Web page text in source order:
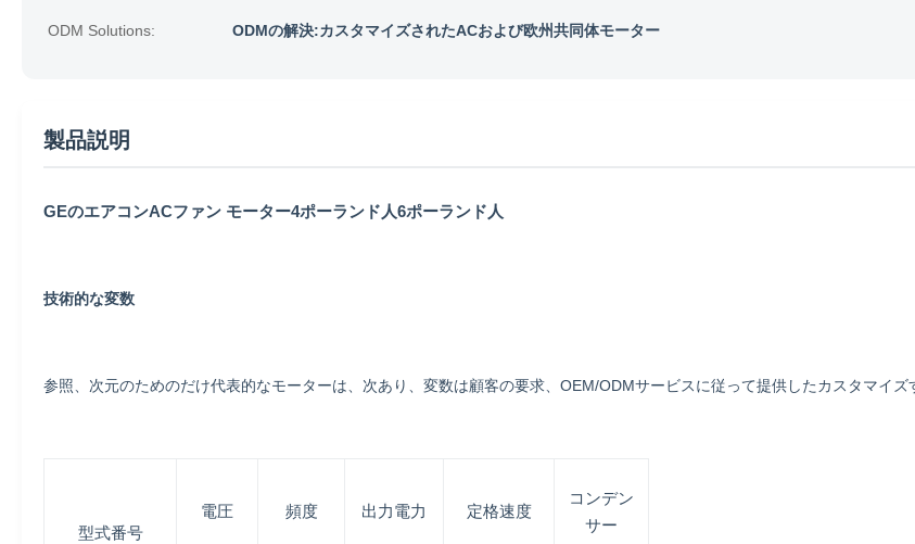
ODM Solutions: ODMの解決:カスタマイズされたACおよび欧州共同体モーター
製品説明
GEのエアコンACファン モーター4ポーランド人6ポーランド人
技術的な変数
参照、次元のためのだけ代表的なモーターは、次あり、変数は顧客の要求、OEM/ODMサービスに従って提供したカスタマイズ
型式番号
電圧 頻度 出力電力 定格速度
コンデン
サー